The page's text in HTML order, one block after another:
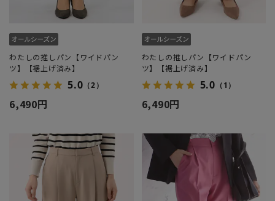
わたしの推しパン【ワイドパン
ツ】【裾上げ済み】
5.0 （2）
6,490円
わたしの推しパン【ワイドパン
ツ】【裾上げ済み】
5.0 （1）
6,490円